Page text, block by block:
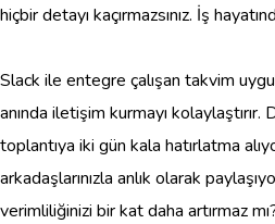
hiçbir detayı kaçırmazsınız. İş
Slack ile entegre çalışan takvim
anında iletişim kurmayı kolaylaştırır.
toplantıya iki gün kala hatırlatma
arkadaşlarınızla anlık olarak
verimliliğinizi bir kat daha artırmaz